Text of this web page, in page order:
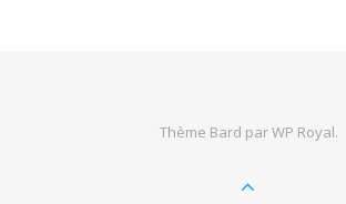
Thème Bard parWP Royal.